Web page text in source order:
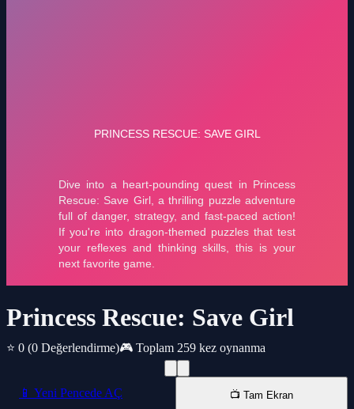
Princess Rescue: Save Girl
⭐ 0 (0 Değerlendirme)🎮 Toplam 259 kez oynanma
📱 Yeni Pencede AÇ 📺 Tam Ekran